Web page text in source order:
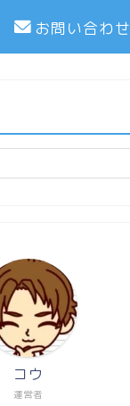
お問い合わせ
運営者
コウ